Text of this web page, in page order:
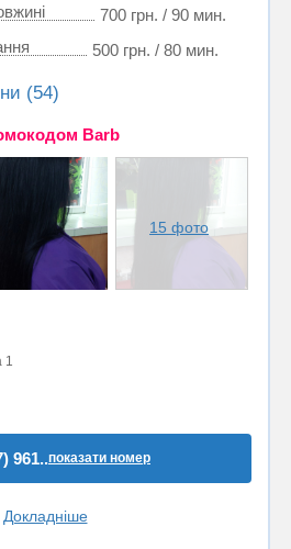
700 грн. / 90 мин.
500 грн. / 80 мин.
(54)
Barb
15 фото
1
961..показати номер
Докладніше